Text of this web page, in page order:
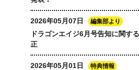
2026年05月07日 編集部より
ドラゴンエイジ6月号告知に関す
正
2026年05月01日 特典情報